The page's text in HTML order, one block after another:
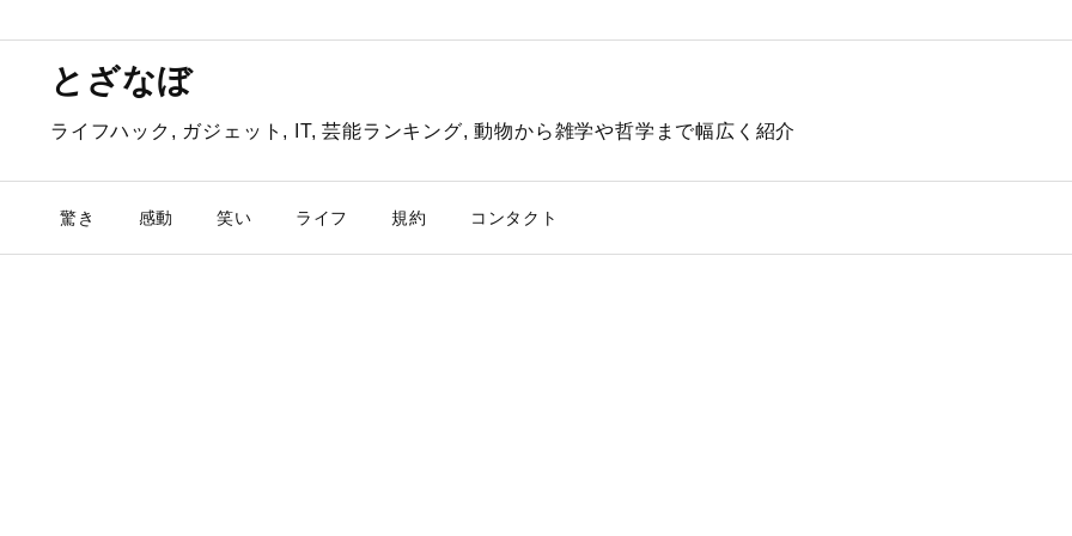
とざなぼ
ライフハック, ガジェット, IT, 芸能ランキング, 動物から雑学や哲学まで幅広く紹介
驚き 感動 笑い ライフ 規約 コンタクト